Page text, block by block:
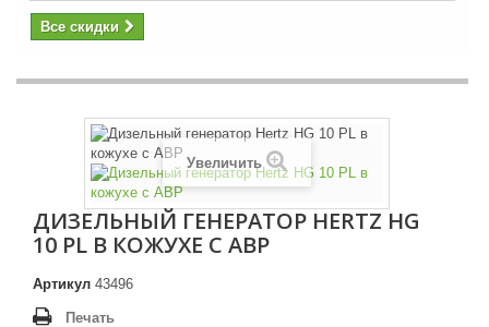
Все скидки
Увеличить
ДИЗЕЛЬНЫЙ ГЕНЕРАТОР HERTZ HG
10 PL В КОЖУХЕ С АВР
Артикул 43496
Печать